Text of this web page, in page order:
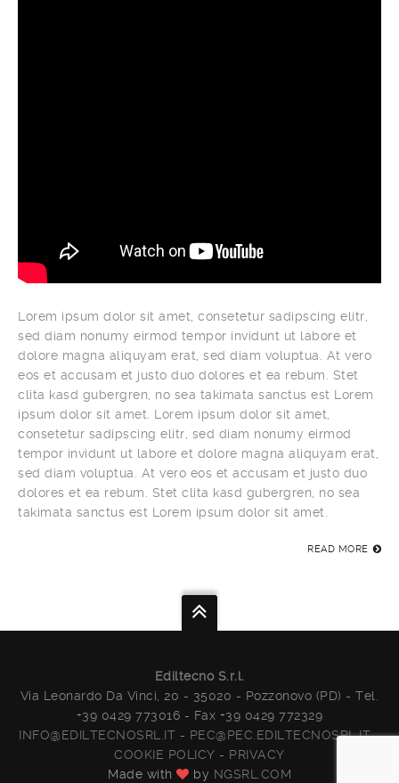
Lorem ipsum dolor sit amet, consetetur sadipscing elitr,
sed diam nonumy eirmod tempor invidunt ut labore et
dolore magna aliquyam erat, sed diam voluptua. At vero
eos et accusam et justo duo dolores et ea rebum. Stet
clita kasd gubergren, no sea takimata sanctus est Lorem
ipsum dolor sit amet. Lorem ipsum dolor sit amet,
consetetur sadipscing elitr, sed diam nonumy eirmod
tempor invidunt ut labore et dolore magna aliquyam erat,
sed diam voluptua. At vero eos et accusam et justo duo
dolores et ea rebum. Stet clita kasd gubergren, no sea
takimata sanctus est Lorem ipsum dolor sit amet.
READ MORE
Ediltecno S.r.l.
Via Leonardo Da Vinci, 20 - 35020 - Pozzonovo (PD) - Tel.
+39 0429 773016 - Fax +39 0429 772329
INFO@EDILTECNOSRL.IT - PEC@PEC.EDILTECNOSRL.IT-
COOKIE POLICY - PRIVACY
Made with
by NGSRL.COM